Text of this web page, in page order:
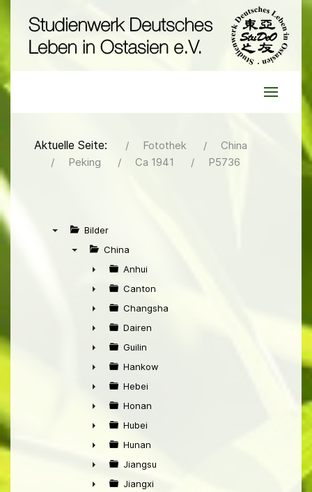
Aktuelle Seite: Fotothek
China
Peking
Ca 1941 P5736
Bilder
China
►
Anhui
►
Canton
►
Changsha
►
Dairen
►
Guilin
►
Hankow
►
Hebei
►
Honan
►
Hubei
►
Hunan
►
Jiangsu
Jiangxi